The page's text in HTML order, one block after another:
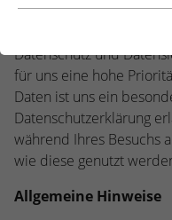
Wir, das
freuen uns über Ihren
Datenschutz und
für uns eine hohe
Daten ist uns ein
Datenschutzerklärung
während Ihres Besuchs
wie diese genutzt
Allgemeine Hinweise
Essentielle Cookies
Webseite einwandfrei
Name
Anbieter TYPO3
Laufzeit
Cookie-
Statistiken
Diese Gruppe beinhaltet
und zugehörige Cookies.
Website zu verbessern.